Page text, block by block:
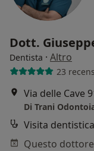
Dott.
Dentista · Altro
23
Via delle Cave
Di Trani
Visita dentistica